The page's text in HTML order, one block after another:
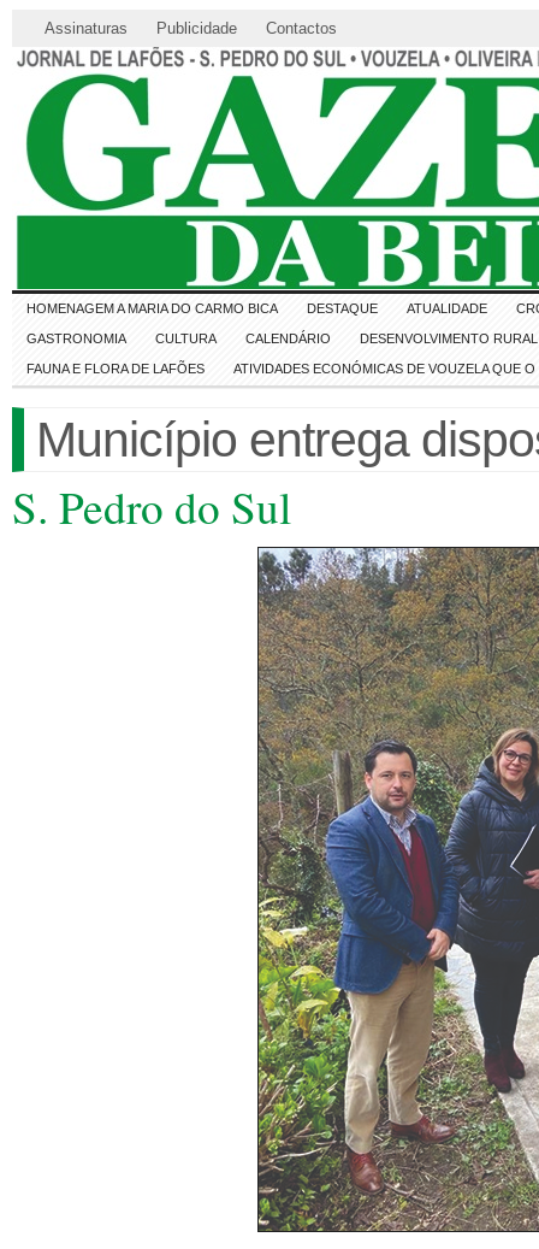
Assinaturas Publicidade Contactos
HOMENAGEM A MARIA DO CARMO BICA DESTAQUE ATUALIDADE
GASTRONOMIA CULTURA CALENDÁRIO DESENVOLVIMENTO RURAL
FAUNA E FLORA DE LAFÕES ATIVIDADES ECONÓMICAS DE VOUZELA QUE
Município entrega
S. Pedro do Sul